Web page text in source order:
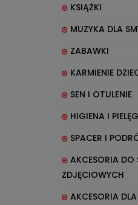
KSIĄŻKI
MUZYKA DLA
ZABAWKI
KARMIENIE
SEN I OTULENIE
HIGIENA I
SPACER I
AKCESORIA DO
ZDJĘCIOWYCH
AKCESORIA DLA